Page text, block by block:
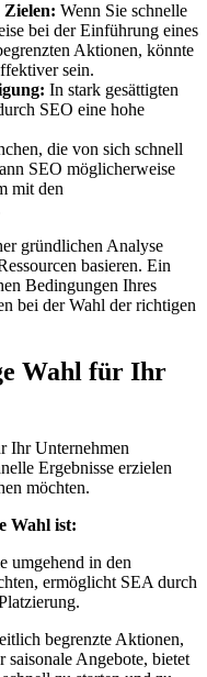
Wenn Sie schnelle
bei der Einführung eines
Aktionen, könnte
sein.
In stark gesättigten
SEO eine hohe
die von sich schnell
SEO möglicherweise
mit den
gründlichen Analyse
basieren. Ein
Bedingungen Ihres
bei der Wahl der richtigen
Wahl für Ihr
Ihr Unternehmen
Ergebnisse erzielen
möchten.
Wahl ist:
umgehend in den
ermöglicht SEA durch
begrenzte Aktionen,
Angebote, bietet